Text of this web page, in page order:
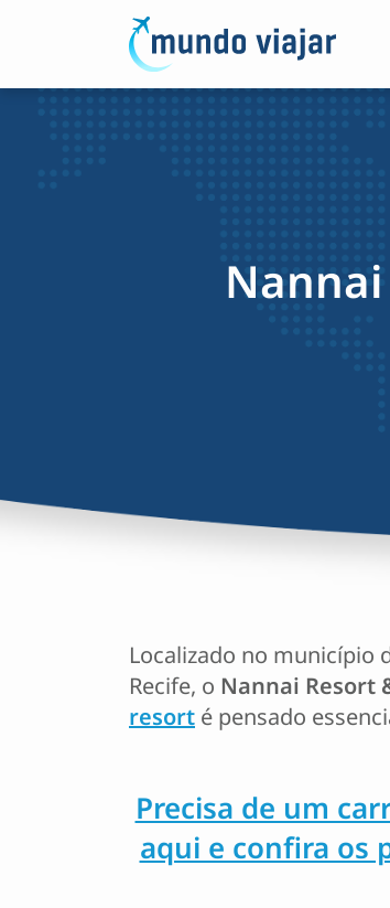
Localizado no município
Recife, o Nannai Resort
resort é pensado
Precisa de um
aqui e confira os